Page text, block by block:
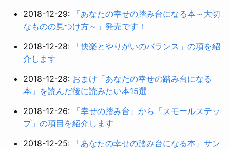
2018-12-29:
「あなたの幸せの踏み台になる本～大切
なものの見つけ方～」発売です！
2018-12-28:
「快楽とやりがいのバランス」の項を紹
介します
2018-12-28: おまけ「あなたの幸せの踏み台になる
本」を読んだ後に読みたい本15選
2018-12-26:
「幸せの踏み台」から「スモールステッ
プ」の項目を紹介します
2018-12-25:
「あなたの幸せの踏み台になる本」サン